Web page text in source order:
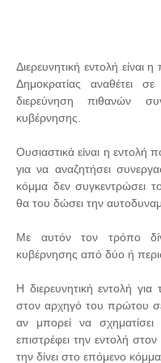
Διερευνητική εντολή
Δημοκρατίας αναθέτει
διερεύνηση πιθανών
κυβέρνησης.
Ουσιαστικά είναι η εντολή
για να αναζητήσει
κόμμα δεν συγκεντρώσει
θα του δώσει την
Με αυτόν τον τρόπο
κυβέρνησης από δύο ή
Η διερευνητική εντολή
στον αρχηγό του πρώτου σε
αν μπορεί να
επιστρέφει την εντολή
την δίνει στο επόμενο κόμμα.